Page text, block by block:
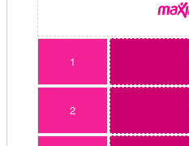
1
2